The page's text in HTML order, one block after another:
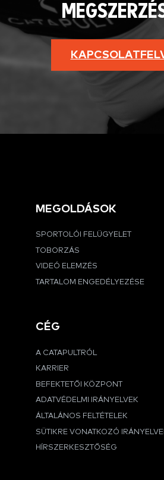
MEGOLDÁSOK
SPORTOLÓI FELÜGYELET
TOBORZÁS
VIDEÓ ELEMZÉS
TARTALOM ENGEDÉLYEZÉSE
CÉG
A CATAPULTRÓL
KARRIER
BEFEKTETŐI KÖZPONT
ADATVÉDELMI IRÁNYELVEK
ÁLTALÁNOS FELTÉTELEK
SÜTIKRE VONATKOZÓ
HÍRSZERKESZTŐSÉG